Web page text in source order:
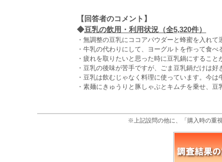
【回答者のコメント】
◆豆乳の飲用・利用状況（全5,320件）
・無調整の豆乳にココアパウダーと蜂蜜を入れ
・牛乳の代わりにして、ヨーグルトを作って食べ
・疲れを取りたいと思った時に豆乳鍋にするこ
・豆乳の後味が苦手ですが、ごま豆乳鍋だけは好
・豆乳は飲むじゃなく料理に使っています。今
・素麺にきゅうりと豚しゃぶとキムチを乗せ、
※上記設問の他に、「購入時の重